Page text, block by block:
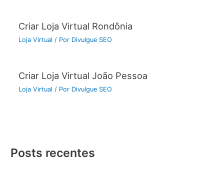
Criar Loja Virtual Rondônia
Loja Virtual / Por Divulgue SEO
Criar Loja Virtual João Pessoa
Loja Virtual / Por Divulgue SEO
Posts recentes